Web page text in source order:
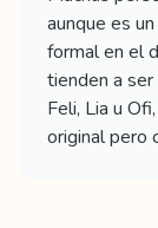
aunque es
formal en el
tienden a
Feli, Lia u
original pero